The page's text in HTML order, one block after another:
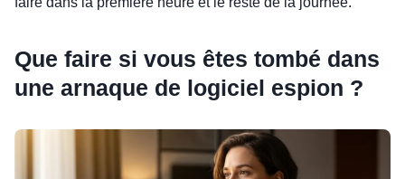
Que faire si vous êtes tombé dans
une arnaque de logiciel espion ?